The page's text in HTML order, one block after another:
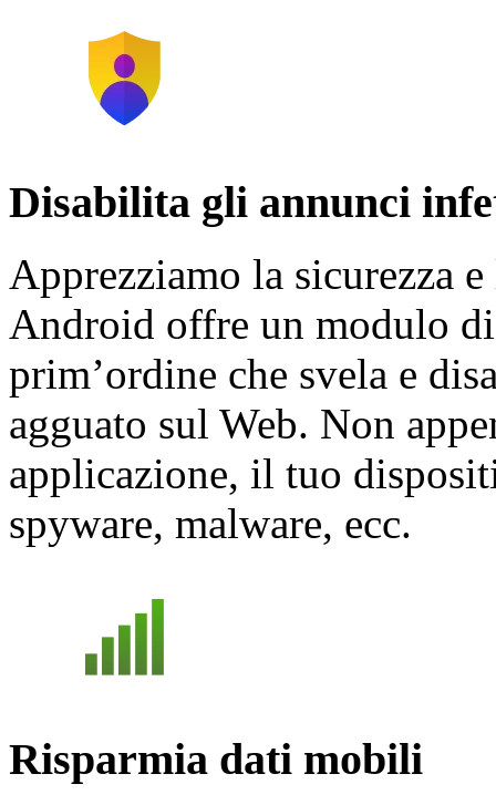
Disabilita gli annunci
Apprezziamo la sicurezza
Android offre un modulo
prim’ordine che svela e
agguato sul Web. Non
applicazione, il tuo
spyware, malware, ecc.
Risparmia dati mobili